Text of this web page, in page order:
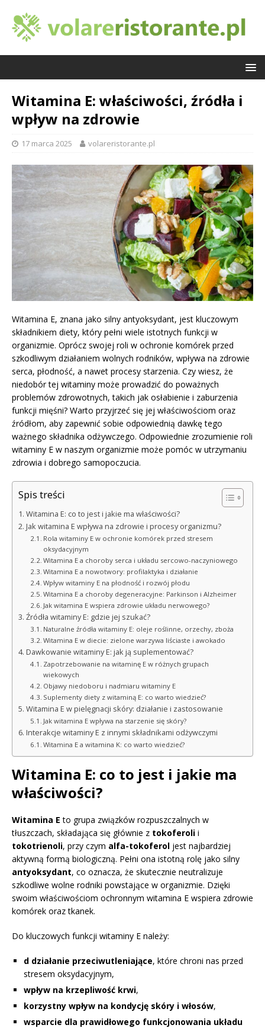
Witamina E: właściwości, źródła i
wpływ na zdrowie
17 marca 2025 volareristorante.pl
Witamina E, znana jako silny antyoksydant, jest kluczowym
składnikiem diety, który pełni wiele istotnych funkcji w
organizmie. Oprócz swojej roli w ochronie komórek przed
szkodliwym działaniem wolnych rodników, wpływa na zdrowie
serca, płodność, a nawet procesy starzenia. Czy wiesz, że
niedobór tej witaminy może prowadzić do poważnych
problemów zdrowotnych, takich jak osłabienie i zaburzenia
funkcji mięśni? Warto przyjrzeć się jej właściwościom oraz
źródłom, aby zapewnić sobie odpowiednią dawkę tego
ważnego składnika odżywczego. Odpowiednie zrozumienie roli
witaminy E w naszym organizmie może pomóc w utrzymaniu
zdrowia i dobrego samopoczucia.
Spis treści
Witamina E: co to jest i jakie ma właściwości?
Jak witamina E wpływa na zdrowie i procesy organizmu?
Rola witaminy E w ochronie komórek przed stresem
oksydacyjnym
Witamina E a choroby serca i układu sercowo-naczyniowego
Witamina E a nowotwory: profilaktyka i działanie
Wpływ witaminy E na płodność i rozwój płodu
Witamina E a choroby degeneracyjne: Parkinson i Alzheimer
Jak witamina E wspiera zdrowie układu nerwowego?
Źródła witaminy E: gdzie jej szukać?
Naturalne źródła witaminy E: oleje roślinne, orzechy, zboża
Witamina E w diecie: zielone warzywa liściaste i awokado
Dawkowanie witaminy E: jak ją suplementować?
Zapotrzebowanie na witaminę E w różnych grupach
wiekowych
Objawy niedoboru i nadmiaru witaminy E
Suplementy diety z witaminą E: co warto wiedzieć?
Witamina E w pielęgnacji skóry: działanie i zastosowanie
Jak witamina E wpływa na starzenie się skóry?
Interakcje witaminy E z innymi składnikami odżywczymi
Witamina E a witamina K: co warto wiedzieć?
Witamina E: co to jest i jakie ma
właściwości?
Witamina E to grupa związków rozpuszczalnych w
tłuszczach, składająca się głównie z tokoferoli i
tokotrienoli, przy czym alfa-tokoferol jest najbardziej
aktywną formą biologiczną. Pełni ona istotną rolę jako silny
antyoksydant, co oznacza, że skutecznie neutralizuje
szkodliwe wolne rodniki powstające w organizmie. Dzięki
swoim właściwościom ochronnym witamina E wspiera zdrowie
komórek oraz tkanek.
Do kluczowych funkcji witaminy E należy:
d działanie przeciwutleniające, które chroni nas przed
stresem oksydacyjnym,
wpływ na krzepliwość krwi,
korzystny wpływ na kondycję skóry i włosów,
wsparcie dla prawidłowego funkcjonowania układu